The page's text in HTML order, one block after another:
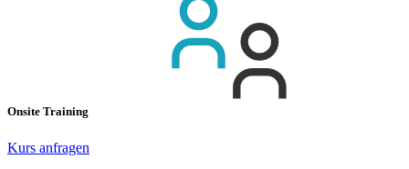
Onsite Training
Kurs anfragen